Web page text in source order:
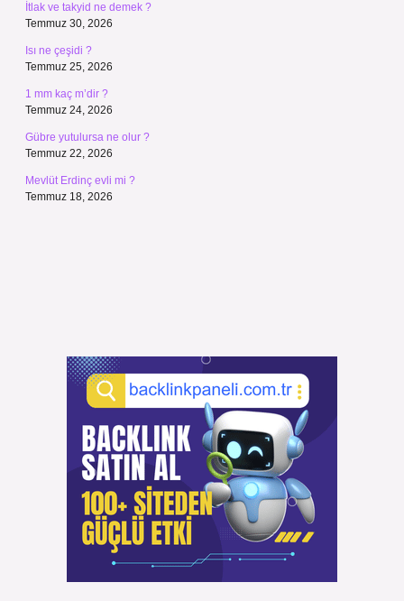
İtlak ve takyid ne demek ?
Temmuz 30, 2026
Isı ne çeşidi ?
Temmuz 25, 2026
1 mm kaç m’dir ?
Temmuz 24, 2026
Gübre yutulursa ne olur ?
Temmuz 22, 2026
Mevlüt Erdinç evli mi ?
Temmuz 18, 2026